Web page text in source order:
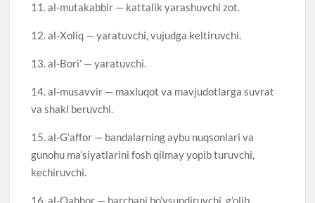
11. al-mutakabbir — kattalik yarashuvchi zot.
12. al-Xoliq — yaratuvchi, vujudga keltiruvchi.
13. al-Bori’ — yaratuvchi.
14. al-musavvir — maxluqot va mavjudotlarga suvrat
va shakl beruvchi.
15. al-G’affor — bandalarning aybu nuqsonlari va
gunohu ma’siyatlarini fosh qilmay yopib turuvchi,
kechiruvchi.
16. al-Qahhor — barchani bo’ysundiruvchi, g’olib.